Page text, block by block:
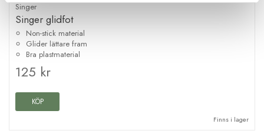
Singer
Singer glidfot
Non-stick material
Glider lättare fram
Bra plastmaterial
125 kr
KÖP
Finns i lager